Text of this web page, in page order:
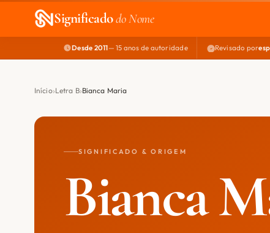
Significadodo Nome
Desde 2011— 15 anos de autoridade Revisado por
Início Letra B Bianca Maria
SIGNIFICADO & ORIGEM
Bianca